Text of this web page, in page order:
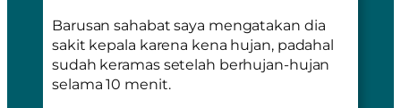
Barusan sahabat saya mengatakan dia
sakit kepala karena kena hujan, padahal
sudah keramas setelah berhujan-hujan
selama 10 menit.